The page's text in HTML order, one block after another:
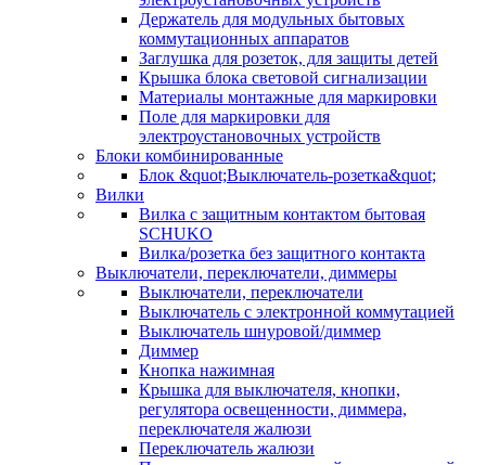
Держатель для модульных бытовых
коммутационных аппаратов
Заглушка для розеток, для защиты детей
Крышка блока световой сигнализации
Материалы монтажные для маркировки
Поле для маркировки для
электроустановочных устройств
Блоки комбинированные
Блок &quot;Выключатель-розетка&quot;
Вилки
Вилка с защитным контактом бытовая
SCHUKO
Вилка/розетка без защитного контакта
Выключатели, переключатели, диммеры
Выключатели, переключатели
Выключатель с электронной коммутацией
Выключатель шнуровой/диммер
Диммер
Кнопка нажимная
Крышка для выключателя, кнопки,
регулятора освещенности, диммера,
переключателя жалюзи
Переключатель жалюзи